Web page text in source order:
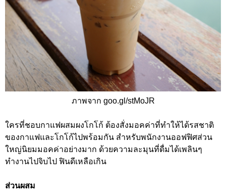
ภาพจาก goo.gl/stMoJR
ใครที่ชอบกาแฟผสมผงโกโก้ ต้องสั่งมอคค่าที่ทำให้ได้รสชาติ
ของกาแฟและโกโก้ไปพร้อมกัน สำหรับพนักงานออฟฟิศส่วน
ใหญ่นิยมมอคค่าอย่างมาก ด้วยความละมุนที่ดื่มได้เพลินๆ
ทำงานไปจิบไป ฟินดีเหลือเกิน
ส่วนผสม